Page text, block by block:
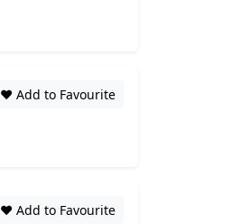
❤️ Add to Favourite
❤️ Add to Favourite